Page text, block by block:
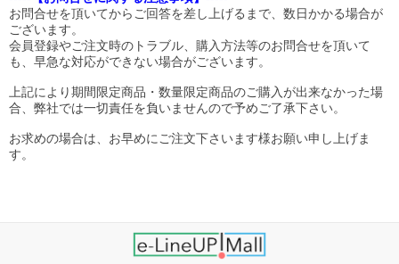
お問合せを頂いてからご回答を差し上げるまで、数日かかる場合が
ございます。
会員登録やご注文時のトラブル、購入方法等のお問合せを頂いて
も、早急な対応ができない場合がございます。
上記により期間限定商品・数量限定商品のご購入が出来なかった場
合、弊社では一切責任を負いませんので予めご了承下さい。
お求めの場合は、お早めにご注文下さいます様お願い申し上げま
す。